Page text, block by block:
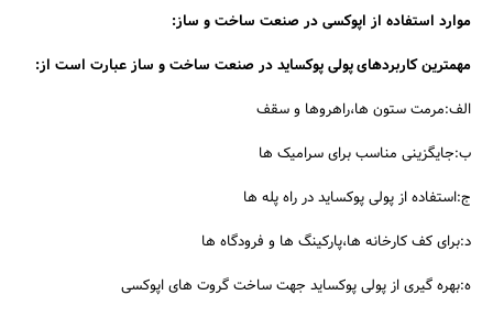
موارد استفاده از اپوکسی در صنعت ساخت و ساز:
مهمترین کاربردهای پولی پوکساید در صنعت ساخت و ساز عبارت است از:
الف:مرمت ستون ها،راهروها و سقف
ب:جایگزینی مناسب برای سرامیک ها
ج:استفاده از پولی پوکساید در راه پله ها
د:برای کف کارخانه ها،پارکینگ ها و فرودگاه ها
ه:بهره گیری از پولی پوکساید جهت ساخت گروت های اپوکسی